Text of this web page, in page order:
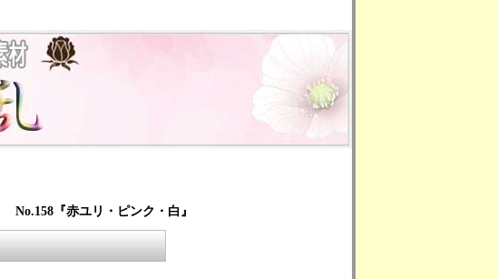
『赤ユリ・ピンク・白』